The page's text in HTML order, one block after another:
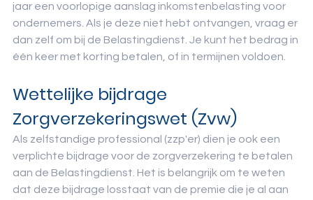
jaar een voorlopige aanslag inkomstenbelasting voor
ondernemers. Als je deze niet hebt ontvangen, vraag er
dan zelf om bij de Belastingdienst. Je kunt het bedrag in
één keer met korting betalen, of in termijnen voldoen.
Wettelijke bijdrage
Zorgverzekeringswet (Zvw)
Als zelfstandige professional (zzp'er) dien je ook een
verplichte bijdrage voor de zorgverzekering te betalen
aan de Belastingdienst. Het is belangrijk om te weten
dat deze bijdrage losstaat van de premie die je al aan